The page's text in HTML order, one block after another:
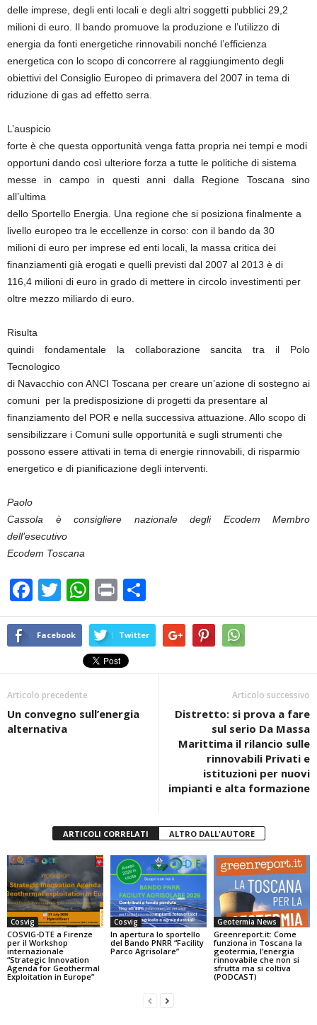
delle imprese, degli enti locali e degli altri soggetti pubblici 29,2
milioni di euro. Il bando promuove la produzione e l’utilizzo di
energia da fonti energetiche rinnovabili nonché l’efficienza
energetica con lo scopo di concorrere al raggiungimento degli
obiettivi del Consiglio Europeo di primavera del 2007 in tema di
riduzione di gas ad effetto serra.
L’auspicio
forte è che questa opportunità venga fatta propria nei tempi e modi
opportuni dando così ulteriore forza a tutte le politiche di sistema
messe in campo in questi anni dalla Regione Toscana sino
all’ultima
dello Sportello Energia. Una regione che si posiziona finalmente a
livello europeo tra le eccellenze in corso: con il bando da 30
milioni di euro per imprese ed enti locali, la massa critica dei
finanziamenti già erogati e quelli previsti dal 2007 al 2013 è di
116,4 milioni di euro in grado di mettere in circolo investimenti per
oltre mezzo miliardo di euro.
Risulta
quindi fondamentale la collaborazione sancita tra il Polo
Tecnologico
di Navacchio con ANCI Toscana per creare un’azione di sostegno ai
comuni per la predisposizione di progetti da presentare al
finanziamento del POR e nella successiva attuazione. Allo scopo di
sensibilizzare i Comuni sulle opportunità e sugli strumenti che
possono essere attivati in tema di energie rinnovabili, di risparmio
energetico e di pianificazione degli interventi.
Paolo
Cassola è consigliere nazionale degli Ecodem Membro
dell’esecutivo
Ecodem Toscana
F
a
c
b
o
o
T
wi
tt
W
h
at
s
A
p
Pr
in
t
o
n
vi
Facebook Twitter
Articolo precedente
Un convegno sull’energia
alternativa
Articolo successivo
Distretto: si prova a fare
sul serio Da Massa
Marittima il rilancio sulle
rinnovabili Privati e
istituzioni per nuovi
impianti e alta formazione
ARTICOLI CORRELATI ALTRO DALL'AUTORE
Cosvig
COSVIG-DTE a Firenze
per il Workshop
internazionale
“Strategic Innovation
Agenda for Geothermal
Exploitation in Europe”
Cosvig
In apertura lo sportello
del Bando PNRR “Facility
Parco Agrisolare”
Geotermia News
Greenreport.it: Come
funziona in Toscana la
geotermia, l’energia
rinnovabile che non si
sfrutta ma si coltiva
(PODCAST)